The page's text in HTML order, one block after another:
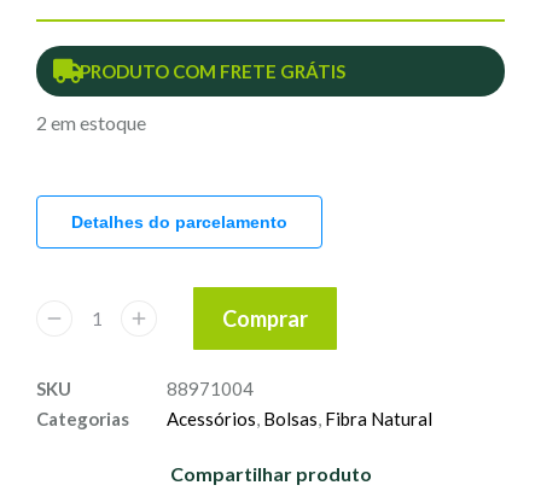
PRODUTO COM FRETE GRÁTIS
2 em estoque
Detalhes do parcelamento
Comprar
SKU
88971004
Categorias
Acessórios, Bolsas, Fibra Natural
Compartilhar produto